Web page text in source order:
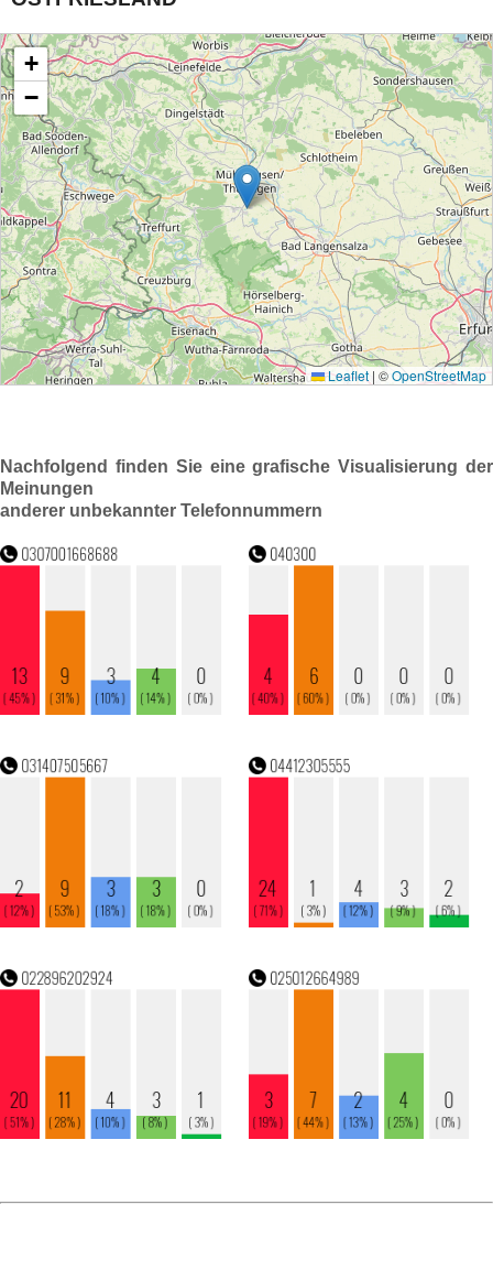
Nachfolgend finden Sie eine grafische Visualisierung der
Meinungen
anderer unbekannter Telefonnummern